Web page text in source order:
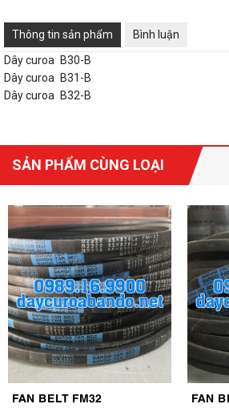
Thông tin sản phẩm
Bình luận
Dây curoa B30-B
Dây curoa B31-B
Dây curoa B32-B
SẢN PHẨM CÙNG LOẠI
FAN BELT FM32 FAN